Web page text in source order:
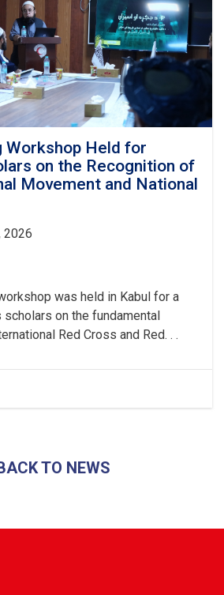
Workshop Held for
on the Recognition of
Movement and National
2026
was held in Kabul for a
on the fundamental
Red Cross and Red. . .
TO NEWS